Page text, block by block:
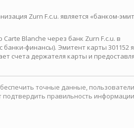
Zurn F.c.u. является «банком-
Blanche через банк Zurn F.c.u. в
финансы). Эмитент карты 301152
счета держателя карты и
точные данные, пользователи
подтвердить правильность